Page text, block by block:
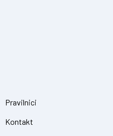
Pravilnici
Kontakt